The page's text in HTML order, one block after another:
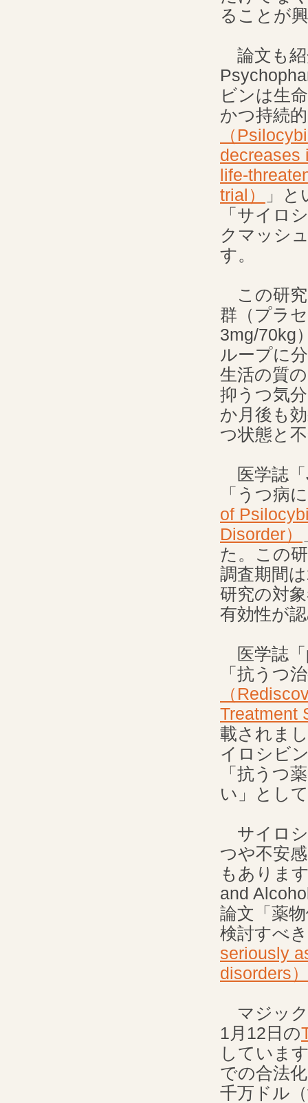
ることが
論文も紹
ビンは生
かつ持続
（
decreases
life-
trial）
」
「サイロ
クマッシ
す。
この研究
群（プラ
3mg/70kg
ループに
生活の質
抑うつ気
か月後も
つ状態と
医学誌「
「うつ病
of
Disorder）
た。この
調査期間
研究の対
有効性が
医学誌「
「抗うつ
（
Treatment
載されま
イロシビ
「抗うつ
い」とし
サイロシ
つや不安
もありま
and
論文「薬
検討すべ
seriously
disorders）
マジック
1月12日の
していま
での合法
千万ドル